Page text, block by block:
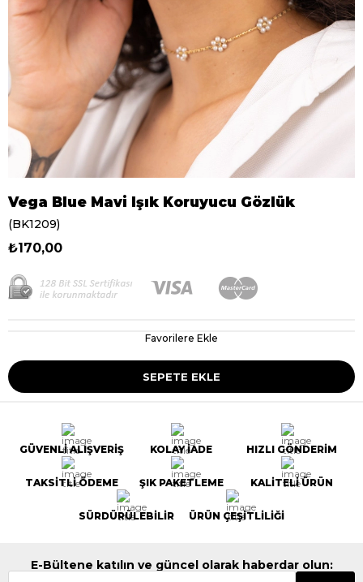
Vega Blue Mavi Işık Koruyucu Gözlük
(BK1209)
₺170,00
Favorilere Ekle
GÜVENLİ ALIŞVERİŞ KOLAY İADE HIZLI GÖNDERİM
TAKSİTLİ ÖDEME ŞIK PAKETLEME KALİTELİ ÜRÜN
SÜRDÜRÜLEBİLİR ÜRÜN ÇEŞİTLİLİĞİ
E-Bültene katılın ve güncel olarak haberdar olun: